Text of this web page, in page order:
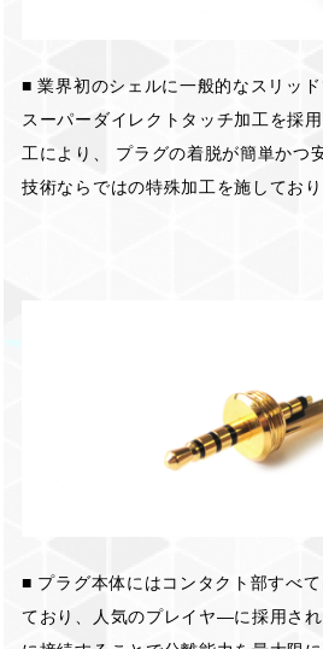
■ 業界初のシェルに一般的なスリッ
スーパーダイレクトタッチ加工を採
工により、 プラグの着脱が簡単かつ
技術ならではの特殊加工を施しており
■ プラグ本体にはコンタクト部すべ
ており、人気のプレイヤ―に採用さ